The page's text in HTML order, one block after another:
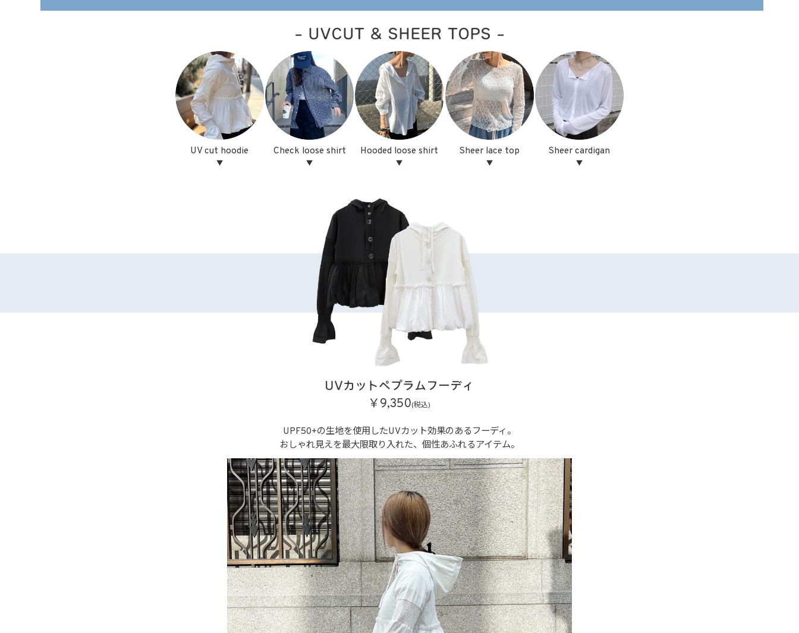
- UVCUT & SHEER TOPS -
UV cut hoodie Check loose shirt Hooded loose shirt Sheer lace top Sheer cardigan
UVカットペプラムフーディ
￥9,350(税込)
UPF50+の生地を使用したUVカット効果のあるフーディ。
おしゃれ見えを最大限取り入れた、 個性あふれるアイテム。